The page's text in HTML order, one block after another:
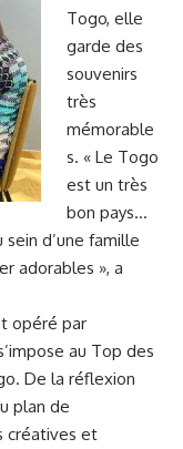
Togo, elle
garde des
souvenirs
très
mémorable
s. « Le Togo
est un très
bon pays…
sein d’une famille
adorables », a
opéré par
au Top des
De la réflexion
plan de
créatives et